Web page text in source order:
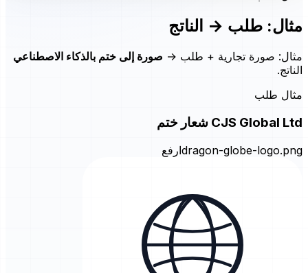
مثال: طلب → الناتج
مثال: صورة تجارية + طلب → صورة إلى ختم بالذكاء الاصطناعي
الناتج.
مثال طلب
CJS Global Ltd شعار ختم
dragon-globe-logo.pngارفع